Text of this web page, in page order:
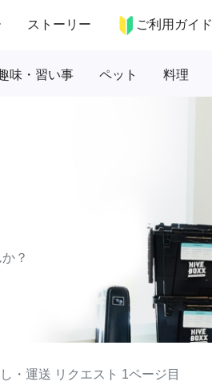
ストーリー ご利用ガイド
味・習い事 ペット 料理
？
・運送 リクエスト 1ページ目